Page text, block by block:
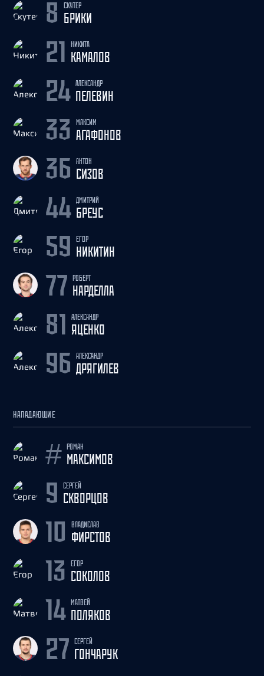
8 СКУТЕР
БРИКИ
21 НИКИТА
КАМАЛОВ
24 АЛЕКСАНДР
ПЕЛЕВИН
33 МАКСИМ
АГАФОНОВ
36 АНТОН
СИЗОВ
44 ДМИТРИЙ
БРЕУС
59 ЕГОР
НИКИТИН
77 РОБЕРТ
НАРДЕЛЛА
81 АЛЕКСАНДР
ЯЦЕНКО
96 АЛЕКСАНДР
ДРЯГИЛЕВ
НАПАДАЮЩИЕ
# РОМАН
МАКСИМОВ
9 СЕРГЕЙ
СКВОРЦОВ
ВЛАДИСЛАВ
ФИРСТОВ
13 ЕГОР
СОКОЛОВ
14 МАТВЕЙ
ПОЛЯКОВ
27 СЕРГЕЙ
ГОНЧАРУК